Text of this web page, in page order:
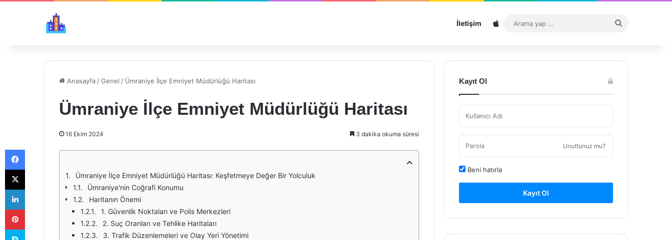
İletişim Sitemap
...
Anasayfa /Genel / Ümraniye İlçe Emniyet Müdürlüğü Haritası
Ümraniye İlçe Emniyet Müdürlüğü Haritası
16 Ekim 2024 3 dakika okuma süresi
Ümraniye İlçe Emniyet Müdürlüğü Haritası: Keşfetmeye Değer Bir Yolculuk
Ümraniye'nin Coğrafi Konumu
Haritanın Önemi
1. Güvenlik Noktaları ve Polis Merkezleri
2. Suç Oranları ve Tehlike Haritaları
3. Trafik Düzenlemeleri ve Olay Yeri Yönetimi
Kayıt Ol
Unuttunuz mu?
Beni hatırla
Kayıt Ol
Facebook
X
LinkedIn
Pinterest
Skype